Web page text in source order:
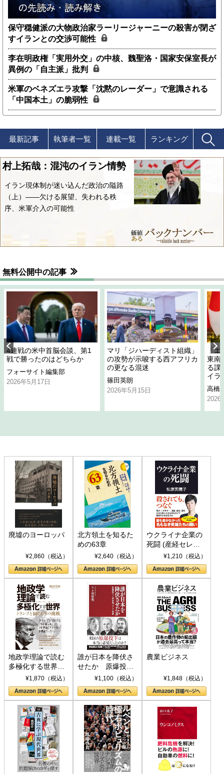
保守穏健派の大物政治家ラーリージャーニーの殺害が閉ざ
すイランとの交渉可能性
李在明政権「実用外交」の中核、魏聖洛・国家安保室長が
異例の「自主派」批判
米軍のベネズエラ攻撃「沈黙のレーダー」で意識される
「中国本土」の脆弱性
最新記事 執筆者一覧 連載一覧 ランキング
村上拓哉：混沌のイラン情勢
イラン現体制が迷い込んだ政治の隘路
（上）――欠ける展望、失われる秩
序、米軍介入の可能性
無料公開中の記事
4連戦の米中首脳会談、第1
戦で勝ったのはどちらか
フォーサイト編集部
2026年5月17日
マリ「ジハーディスト組織」
の攻勢が示唆する西アフリカ
の更なる混迷
篠田英朗
2026年5月15日
「
東南
る課
イラ
高橋
2026
廃墟のヨーロッパ
¥2,860（税込）
北方領土を知るた
めの63章
¥2,640（税込）
ウクライナ企業の
死闘 (産経セレク
ト S 039)¥1,210（税込）
地政学理論で読む
多極化する世界：
トランプとBRICS
の挑戦
¥1,870（税込）
誰が日本を降伏さ
せたか 原爆投
下、ソ連参戦、そ
して聖断 (PHP新
書)
¥1,100（税込）
農業ビジネス
¥1,848（税込）